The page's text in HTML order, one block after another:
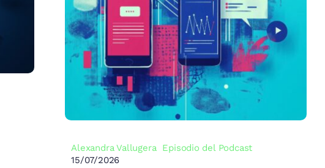
Alexandra Vallugera Episodio del Podcast
15/07/2026